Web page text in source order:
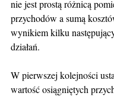
nie jest prostą różnicą
przychodów a sumą
wynikiem kilku
działań.
W pierwszej kolejności
wartość osiągniętych